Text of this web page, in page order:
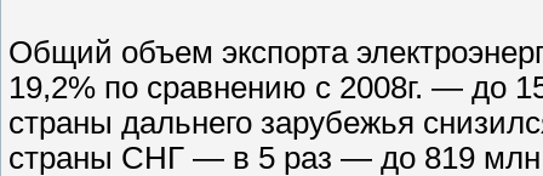
Общий объем экспорта
19,2% по сравнению с 2008г. — до
страны дальнего зарубежья
страны СНГ — в 5 раз — до 819 млн